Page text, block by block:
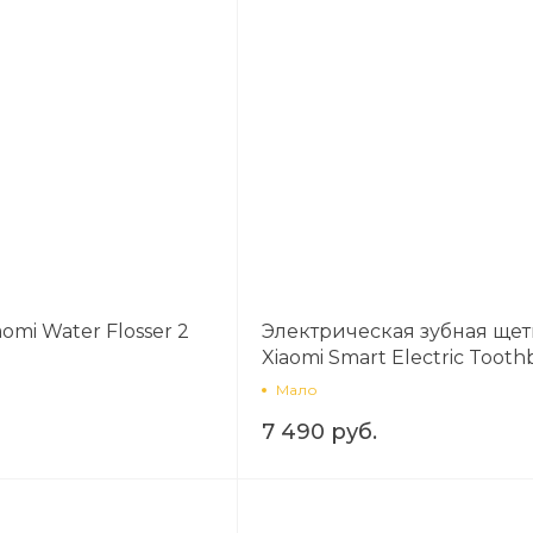
Оплачивайте сегодня только
% картой любого банка
выбранный способом
Water Flosser 2
Электрическая зубная
Xiaomi Smart Electric
T501 White
Мало
7 490 руб.